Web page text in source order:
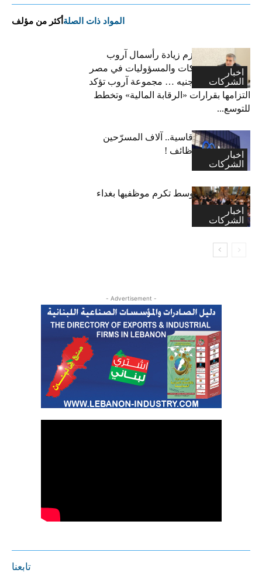
المواد ذات الصلة أكثر من مؤلف
اخبار
الشركات
فاتح بكداش:نعتزم زيادة رأسمال آروب
لتأمينات الممتلكات والمسؤوليات في مصر
إلى 600 مليون جنيه … مجموعة آروب تؤكد
التزامها بقرارات «الرقابة المالية» وتخطط
للتوسع...
اخبار
الشركات
“ميتا”: قرارات قاسية.. آلاف المسرّحين
وتجميد آلاف الوظائف !
اخبار
الشركات
اكسا الشرق الاوسط تكرم موظفيها بغداء
احتفالا بالاعياد
- Advertisement -
تابعنا